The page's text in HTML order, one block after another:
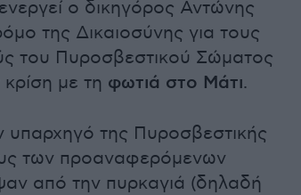
ο δικηγόρος Αντώνης
της Δικαιοσύνης για τους
του Πυροσβεστικού Σώματος
με τη φωτιά στο Μάτι.
της Πυροσβεστικής
των προαναφερόμενων
από την πυρκαγιά (δηλαδή